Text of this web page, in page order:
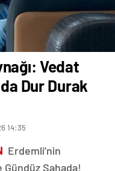
Vedat
Dur Durak
14:35
Erdemli’nin
Sahada!